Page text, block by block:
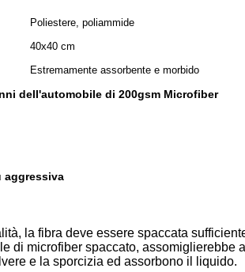
Poliestere, poliammide
40x40 cm
Estremamente assorbente e morbido
dell'automobile di 200gsm Microfiber
aggressiva
la fibra deve essere spaccata
di microfiber spaccato, assomiglierebbe
e la sporcizia ed assorbono il liquido.